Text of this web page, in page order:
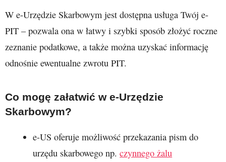
W e-Urzędzie Skarbowym jest dostępna usługa Twój e-
PIT – pozwala ona w łatwy i szybki sposób złożyć roczne
zeznanie podatkowe, a także można uzyskać informację
odnośnie ewentualne zwrotu PIT.
Co mogę załatwić w e-Urzędzie
Skarbowym?
e-US oferuje możliwość przekazania pism do
urzędu skarbowego np.czynnego żalu